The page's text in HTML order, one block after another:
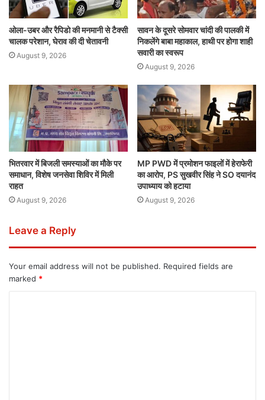
ओला-उबर और रैपिडो की मनमानी से टैक्सी
चालक परेशान, घेराव की दी चेतावनी
August 9, 2026
सावन के दूसरे सोमवार चांदी की पालकी में
निकलेंगे बाबा महाकाल, हाथी पर होगा शाही
सवारी का स्वरूप
August 9, 2026
भितरवार में बिजली समस्याओं का मौके पर
समाधान, विशेष जनसेवा शिविर में मिली
राहत
August 9, 2026
MP PWD में प्रमोशन फाइलों में हेराफेरी
का आरोप, PS सुखवीर सिंह ने SO दयानंद
उपाध्याय को हटाया
August 9, 2026
Leave a Reply
Your email address will not be published. Required fields are
marked *